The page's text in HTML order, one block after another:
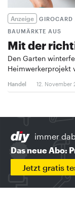
Anzeige
GIROCARD
BAUMÄRKTE AUS
Mit der
Den Garten
Heimwerkerprojekt
Handel 12. November
immer
Das neue Abo:
Jetzt gratis